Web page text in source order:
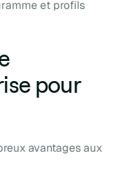
et profils
pour
avantages aux